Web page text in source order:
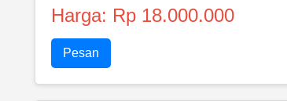
Harga: Rp 18.000.000
Pesan